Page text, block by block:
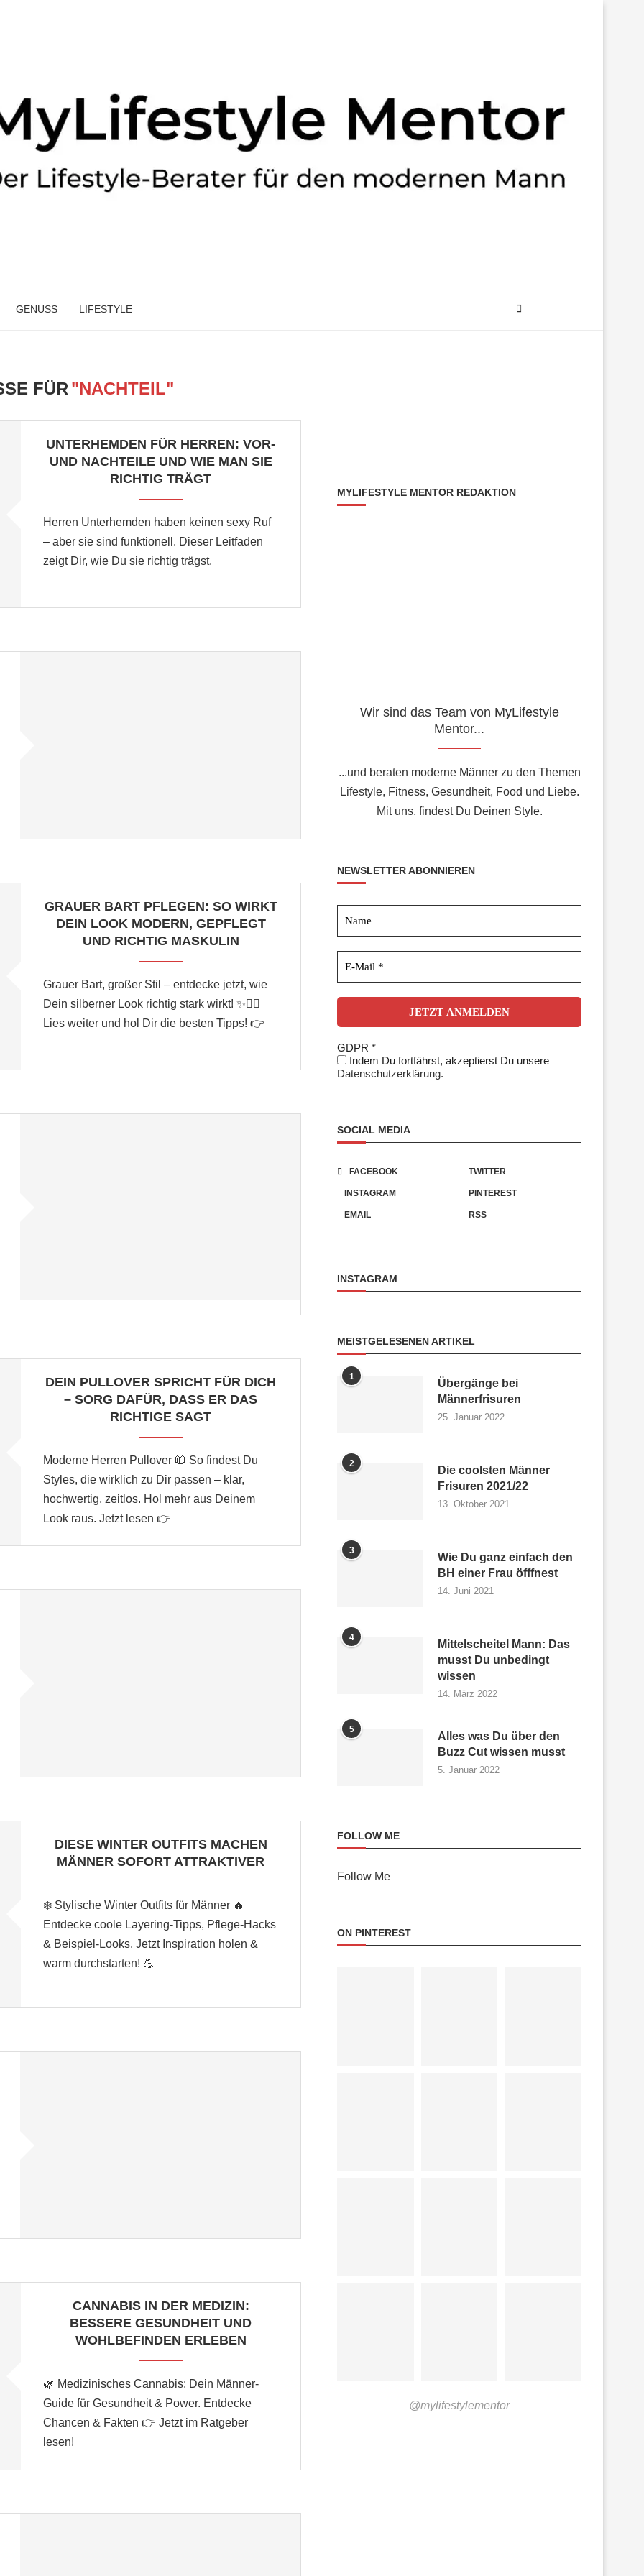
GENUSS LIFESTYLE
FÜR "NACHTEIL"
UNTERHEMDEN FÜR HERREN: VOR-
UND NACHTEILE UND WIE MAN SIE
RICHTIG TRÄGT
Herren Unterhemden haben keinen sexy Ruf
– aber sie sind funktionell. Dieser Leitfaden
zeigt Dir, wie Du sie richtig trägst.
GRAUER BART PFLEGEN: SO WIRKT
DEIN LOOK MODERN, GEPFLEGT
UND RICHTIG MASKULIN
Grauer Bart, großer Stil – entdecke jetzt, wie
Dein silberner Look richtig stark wirkt! ✨🧔‍♂️
Lies weiter und hol Dir die besten Tipps! 👉
DEIN PULLOVER SPRICHT FÜR DICH
– SORG DAFÜR, DASS ER DAS
RICHTIGE SAGT
Moderne Herren Pullover 🧥 So findest Du
Styles, die wirklich zu Dir passen – klar,
hochwertig, zeitlos. Hol mehr aus Deinem
Look raus. Jetzt lesen 👉
DIESE WINTER OUTFITS MACHEN
MÄNNER SOFORT ATTRAKTIVER
❄️ Stylische Winter Outfits für Männer 🔥
Entdecke coole Layering-Tipps, Pflege-Hacks
& Beispiel-Looks. Jetzt Inspiration holen &
warm durchstarten! 💪
CANNABIS IN DER MEDIZIN:
BESSERE GESUNDHEIT UND
WOHLBEFINDEN ERLEBEN
🌿 Medizinisches Cannabis: Dein Männer-
Guide für Gesundheit & Power. Entdecke
Chancen & Fakten 👉 Jetzt im Ratgeber
lesen!
MYLIFESTYLE MENTOR REDAKTION
Wir sind das Team von MyLifestyle
Mentor...
...und beraten moderne Männer zu den Themen
Lifestyle, Fitness, Gesundheit, Food und Liebe.
Mit uns, findest Du Deinen Style.
NEWSLETTER ABONNIEREN
GDPR *
Indem Du fortfährst, akzeptierst Du unsere
Datenschutzerklärung.
SOCIAL MEDIA
FACEBOOK TWITTER
INSTAGRAM PINTEREST
EMAIL RSS
INSTAGRAM
MEISTGELESENEN ARTIKEL
1
Übergänge bei
Männerfrisuren
25. Januar 2022
2
Die coolsten Männer
Frisuren 2021/22
13. Oktober 2021
3
Wie Du ganz einfach den
BH einer Frau öfffnest
14. Juni 2021
4
Mittelscheitel Mann: Das
musst Du unbedingt
wissen
14. März 2022
5
Alles was Du über den
Buzz Cut wissen musst
5. Januar 2022
FOLLOW ME
Follow Me
ON PINTEREST
@mylifestylementor